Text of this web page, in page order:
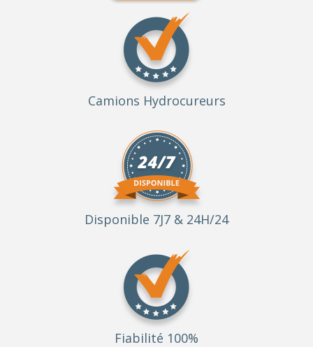
Camions Hydrocureurs
Disponible 7J7 & 24H/24
Fiabilité 100%